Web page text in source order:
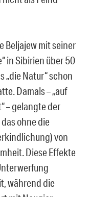
Beljajew mit seiner
in Sibirien über 50
„die Natur“ schon
Damals – „auf
– gelangte der
ohne die
von
Diese Effekte
während die